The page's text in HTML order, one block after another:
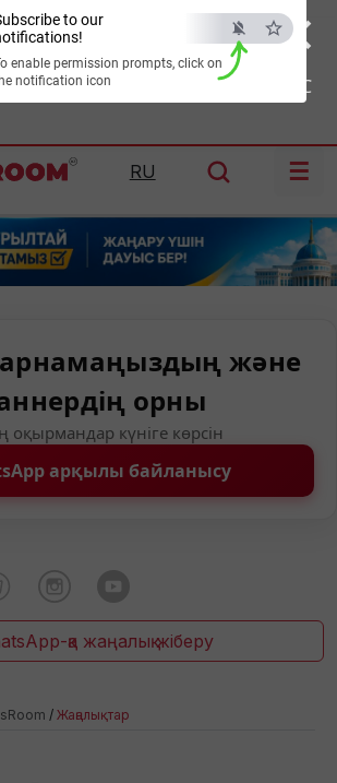
×
ESC
to our
enable permission prompts, click on
notification icon
Алматы: Шымкент:32°C
RU ☰
және
орны
оқырмандар күніге көрсін
арқылы байланысу
қа жаңалық жіберу
/ Жаңалықтар